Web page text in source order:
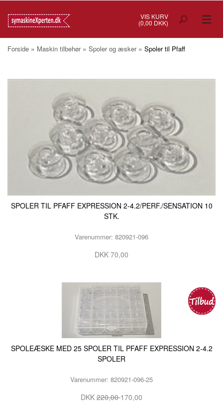
VIS KURV
(0,00 DKK)
COVERSTITCH
BRODERIMASKINER
INDUSTRI
BRUGTE/DEMO
MASKIN TILBEHØR
Forside » Maskin tilbehør» Spoler og æsker» Spoler til Pfaff
SPOLER TIL PFAFF EXPRESSION 2-4.2/PERF./SENSATION 10
STK.
Varenummer: 820921-096
DKK 70,00
SPOLEÆSKE MED 25 SPOLER TIL PFAFF EXPRESSION 2-4.2
SPOLER
Varenummer: 820921-096-25
DKK 220,00170,00